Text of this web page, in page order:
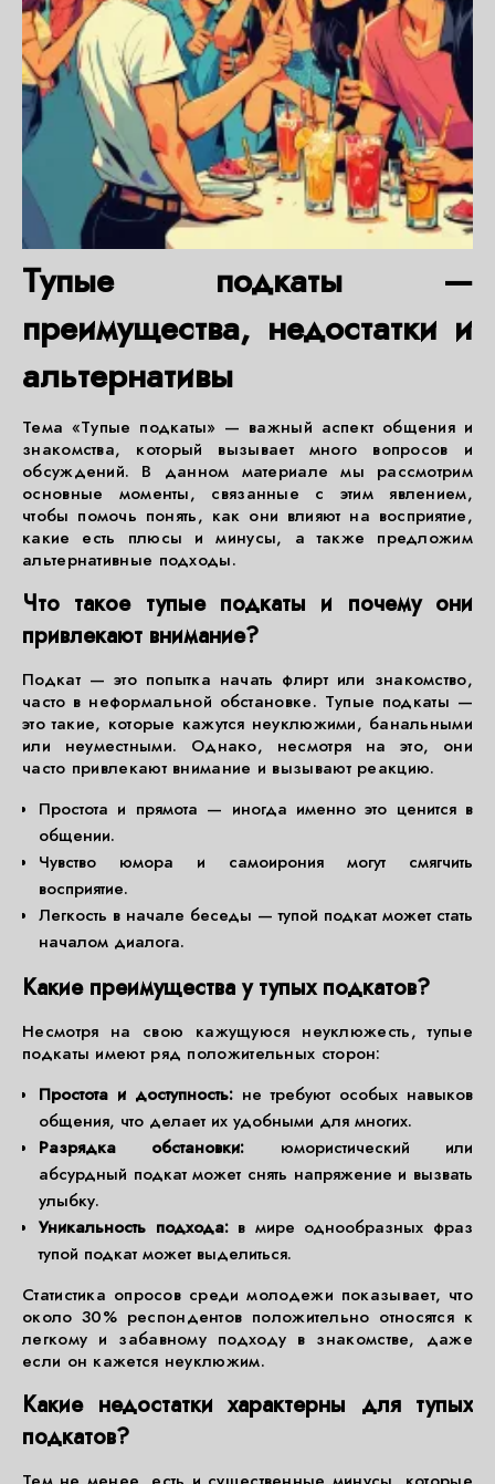
Тупые подкаты —
преимущества, недостатки и
альтернативы
Тема «Тупые подкаты» — важный аспект общения и
знакомства, который вызывает много вопросов и
обсуждений. В данном материале мы рассмотрим
основные моменты, связанные с этим явлением,
чтобы помочь понять, как они влияют на восприятие,
какие есть плюсы и минусы, а также предложим
альтернативные подходы.
Что такое тупые подкаты и почему они
привлекают внимание?
Подкат — это попытка начать флирт или знакомство,
часто в неформальной обстановке. Тупые подкаты —
это такие, которые кажутся неуклюжими, банальными
или неуместными. Однако, несмотря на это, они
часто привлекают внимание и вызывают реакцию.
Простота и прямота — иногда именно это ценится в
общении.
Чувство юмора и самоирония могут смягчить
восприятие.
Легкость в начале беседы — тупой подкат может стать
началом диалога.
Какие преимущества у тупых подкатов?
Несмотря на свою кажущуюся неуклюжесть, тупые
подкаты имеют ряд положительных сторон:
Простота и доступность: не требуют особых навыков
общения, что делает их удобными для многих.
Разрядка обстановки: юмористический или
абсурдный подкат может снять напряжение и вызвать
улыбку.
Уникальность подхода:в мире однообразных фраз
тупой подкат может выделиться.
Статистика опросов среди молодежи показывает, что
около 30% респондентов положительно относятся к
легкому и забавному подходу в знакомстве, даже
если он кажется неуклюжим.
Какие недостатки характерны для тупых
подкатов?